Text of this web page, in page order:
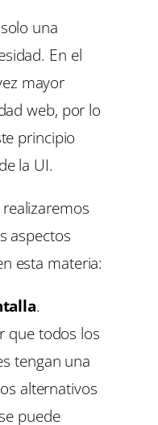
una
En el
mayor
web, por lo
principio
la UI.
aspectos
esta materia:
.
que todos los
tengan una
alternativos
puede